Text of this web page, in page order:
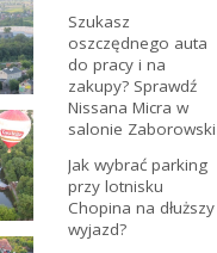
Szukasz
oszczędnego auta
do pracy i na
zakupy? Sprawdź
Nissana Micra w
salonie Zaborowski
Jak wybrać parking
przy lotnisku
Chopina na dłuższy
wyjazd?